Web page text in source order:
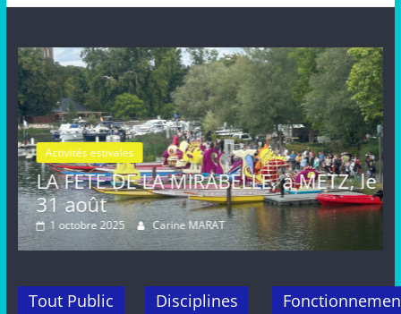
à METZ, le
Activités estivales Actualités
FETE de la MIRABELLE,
août, METZ
16 septembre 2024 Carine MARAT
Tout Public Disciplines